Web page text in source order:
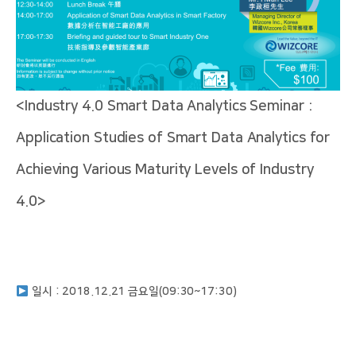
<Industry 4.0 Smart Data Analytics Seminar :
Application Studies of Smart Data Analytics for
Achieving Various Maturity Levels of Industry
4.0>
일시 : 2018.12.21 금요일(09:30~17:30)